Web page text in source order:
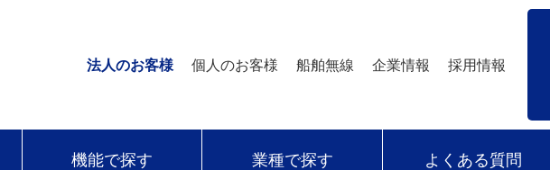
法人のお客様 個人のお客様 船舶無線 企業情報 採用情報
機能で探す 業種で探す よくある質問